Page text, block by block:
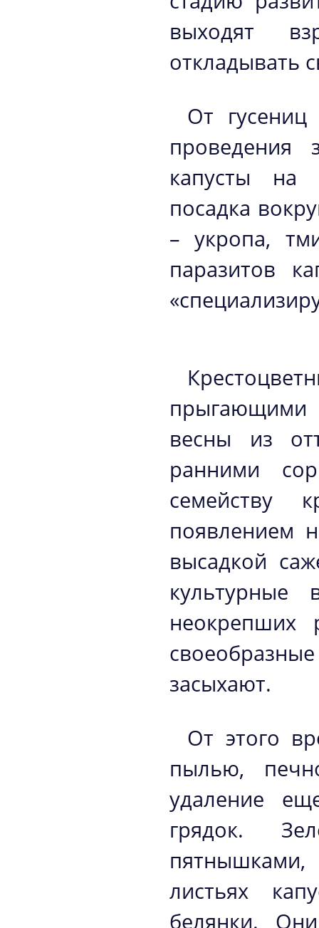
выходят
откладывать
От
проведения
капусты на
посадка
– укропа,
паразитов
весны из
ранними
семейству
появлением
высадкой
неокрепших
засыхают.
От этого
пылью,
удаление
грядок.
пятнышками,
листьях
белянки.